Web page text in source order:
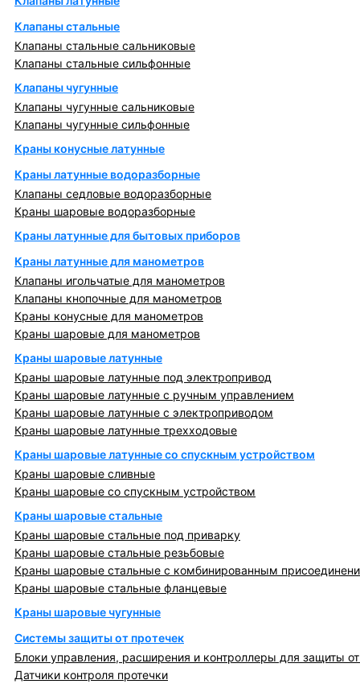
Клапаны стальные
Клапаны стальные сальниковые
Клапаны стальные сильфонные
Клапаны чугунные
Клапаны чугунные сальниковые
Клапаны чугунные сильфонные
Краны конусные латунные
Краны латунные водоразборные
Клапаны седловые водоразборные
Краны шаровые водоразборные
Краны латунные для бытовых приборов
Краны латунные для манометров
Клапаны игольчатые для манометров
Клапаны кнопочные для манометров
Краны конусные для манометров
Краны шаровые для манометров
Краны шаровые латунные
Краны шаровые латунные под электропривод
Краны шаровые латунные с ручным управлением
Краны шаровые латунные с электроприводом
Краны шаровые латунные трехходовые
Краны шаровые латунные со спускным устройством
Краны шаровые сливные
Краны шаровые со спускным устройством
Краны шаровые стальные
Краны шаровые стальные под приварку
Краны шаровые стальные резьбовые
Краны шаровые стальные с комбинированным
Краны шаровые стальные фланцевые
Краны шаровые чугунные
Системы защиты от протечек
Блоки управления, расширения и контроллеры для защиты
Датчики контроля протечки